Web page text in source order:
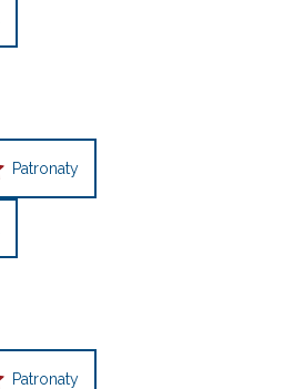
Patronaty
Patronaty